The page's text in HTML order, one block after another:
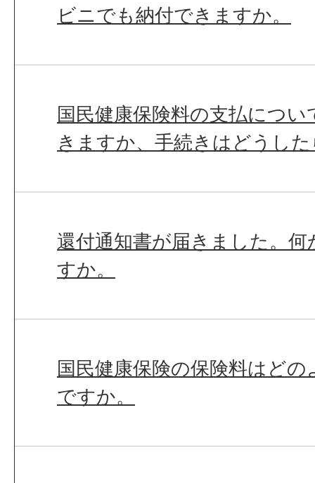
ビニでも納付できますか。
国民健康保険料の支払につ
きますか、手続きはどうし
還付通知書が届きました。
すか。
国民健康保険の保険料はど
ですか。